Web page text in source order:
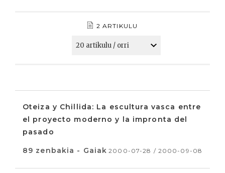
2 ARTIKULU
Oteiza y Chillida: La escultura vasca entre
el proyecto moderno y la impronta del
pasado
89 zenbakia - Gaiak 2000-07-28 / 2000-09-08